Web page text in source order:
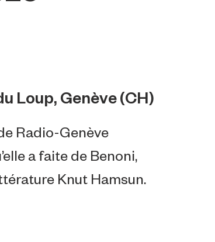
Loup, Genève (CH)
Radio-Genève
a faite de Benoni,
Knut Hamsun.